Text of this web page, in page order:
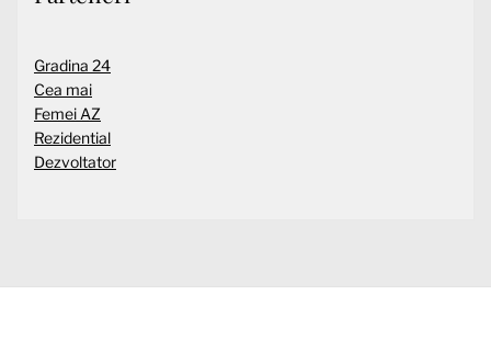
Gradina 24
Cea mai
Femei AZ
Rezidential
Dezvoltator